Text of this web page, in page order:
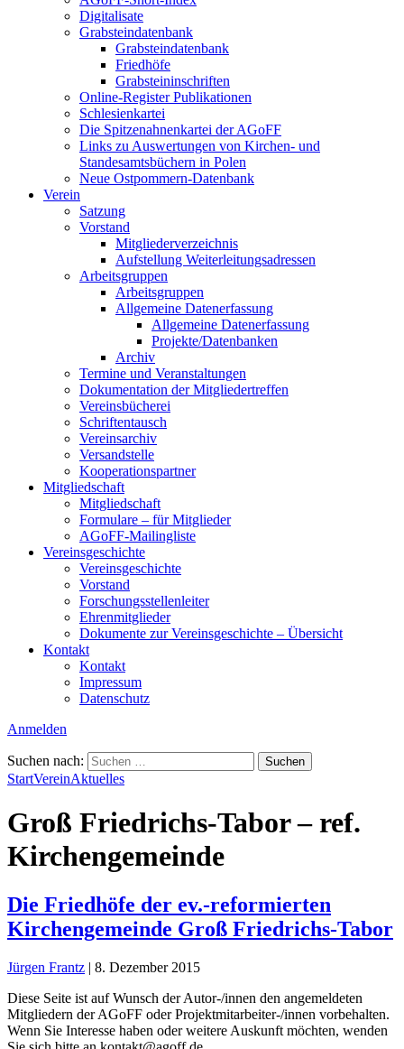
Digitalisate
Grabsteindatenbank
Grabsteindatenbank
Friedhöfe
Grabsteininschriften
Online-Register Publikationen
Schlesienkartei
Die Spitzenahnenkartei der AGoFF
Links zu Auswertungen von Kirchen- und
Standesamtsbüchern in Polen
Neue Ostpommern-Datenbank
Verein
Satzung
Vorstand
Mitgliederverzeichnis
Aufstellung Weiterleitungsadressen
Arbeitsgruppen
Arbeitsgruppen
Allgemeine Datenerfassung
Allgemeine Datenerfassung
Projekte/Datenbanken
Archiv
Termine und Veranstaltungen
Dokumentation der Mitgliedertreffen
Vereinsbücherei
Schriftentausch
Vereinsarchiv
Versandstelle
Kooperationspartner
Mitgliedschaft
Mitgliedschaft
Formulare – für Mitglieder
AGoFF-Mailingliste
Vereinsgeschichte
Vereinsgeschichte
Vorstand
Forschungsstellenleiter
Ehrenmitglieder
Dokumente zur Vereinsgeschichte – Übersicht
Kontakt
Kontakt
Impressum
Datenschutz
Anmelden
Suchen nach:
StartVereinAktuelles
Groß Friedrichs-Tabor – ref.
Kirchengemeinde
Die Friedhöfe der ev.-reformierten
Kirchengemeinde Groß Friedrichs-Tabor
Jürgen Frantz | 8. Dezember 2015
Diese Seite ist auf Wunsch der Autor-/innen den angemeldeten
Mitgliedern der AGoFF oder Projektmitarbeiter-/innen vorbehalten.
Wenn Sie Interesse haben oder weitere Auskunft möchten, wenden